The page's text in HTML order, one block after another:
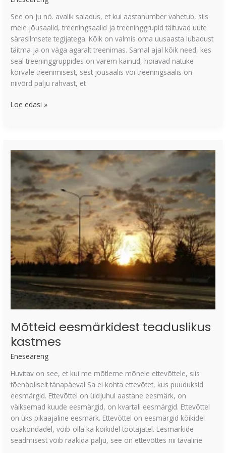
See on ju nö. avalik saladus, et kui aastanumber vahetub, siis
meie jõusaalid, treeningsaalid ja treeninggrupid täituvad uute
särasilmsete tegijatega. Kõik on valmis oma uusaasta lubadust
täitma ja on väga agaralt treenimas. Samal ajal kõik need, kes
seal treeninggruppides on varem käinud, hoiavad natuke
kõrvale treenimisest, sest jõusaalis või treeningsaalis on
niivõrd palju rahvast, et
Loe edasi »
Mõtteid eesmärkidest teaduslikus
kastmes
Eneseareng
Huvitav on see, et kui me mõtleme mõnele ettevõttele, siis
tõenäoliselt tänapäeval Sa ei kohta ettevõtet, kus puuduksid
eesmärgid. Ettevõttel on üldjuhul aastane eesmärk, on
väiksemad kuude eesmärgid, on kvartali eesmärgid. Ettevõttel
on üks pikaajaline eesmärk. Ettevõttel on eesmärgid kõikidel
osakondadel, võib-olla ka kõikidel töötajatel. Eesmärkide
seadmisest võib rääkida palju, see on ettevõttes nii tavaline
eesmärkidest
teaduslikus
kastmes